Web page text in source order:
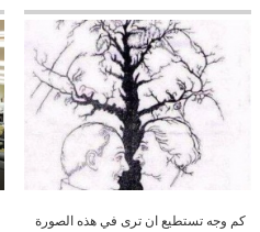
كم وجه تستطيع ان ترى في هذه الصورة